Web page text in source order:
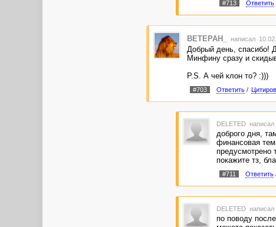
#713 Ответить
BETEPAH_ написал
Добрый день, спасибо!
Минфину сразу и
P.S. А чей клон то? :)))
#703 Ответить/
DELETED
доброго дня,
финансовая
предусмотрено
покажите тз,
#711 Ответить
DELETED
по поводу